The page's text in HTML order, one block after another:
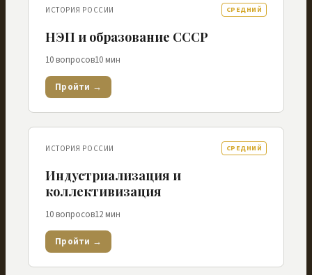
ИСТОРИЯ РОССИИ СРЕДНИЙ
НЭП и образование СССР
10 вопросов10 мин
Пройти →
ИСТОРИЯ РОССИИ СРЕДНИЙ
Индустриализация и
коллективизация
10 вопросов12 мин
Пройти →